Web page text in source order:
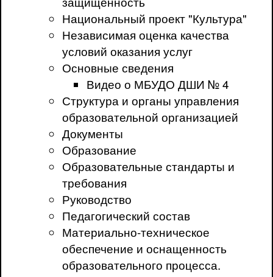
Национальный проект "Культура"
Независимая оценка качества
условий оказания услуг
Основные сведения
Видео о МБУДО ДШИ № 4
Структура и органы управления
образовательной организацией
Документы
Образование
Образовательные стандарты и
требования
Руководство
Педагогический состав
Материально-техническое
обеспечение и оснащенность
образовательного процесса.